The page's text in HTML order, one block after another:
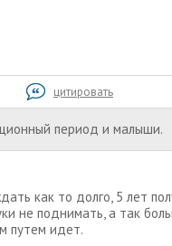
цитировать
период и малыши.
как то долго, 5 лет
не поднимать, а так
путем идет.